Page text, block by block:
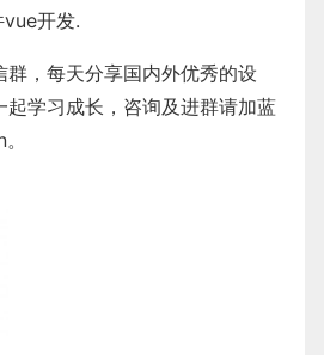
vue开发.
群，每天分享国内外优秀的设
起学习成长，咨询及进群请加蓝